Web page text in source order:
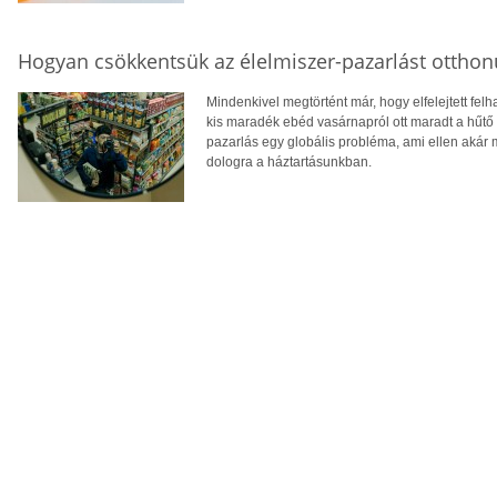
Hogyan csökkentsük az élelmiszer-pazarlást
Mindenkivel megtörtént már, hogy elfelejtett
kis maradék ebéd vasárnapról ott maradt a
pazarlás egy globális probléma, ami ellen akár
dologra a háztartásunkban.